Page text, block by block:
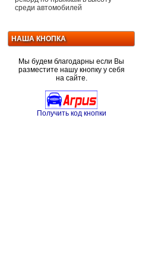
среди автомобилей
НАША КНОПКА
Мы будем благодарны если Вы
разместите нашу кнопку у себя
на сайте.
Получить код кнопки